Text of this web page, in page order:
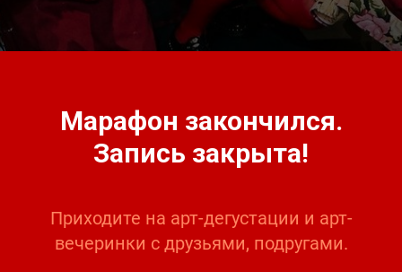
Марафон закончился.
Запись закрыта!
Приходите на арт-дегустации и арт-
вечеринки с друзьями, подругами.